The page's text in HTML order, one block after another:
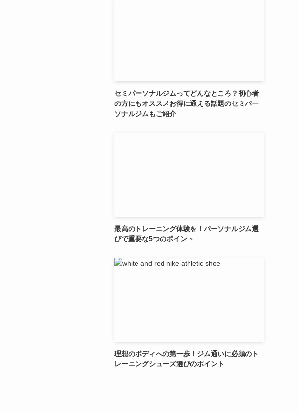
セミパーソナルジムってどんなところ？初心者
の方にもオススメお得に通える話題のセミパー
ソナルジムもご紹介
最高のトレーニング体験を！パーソナルジム選
びで重要な5つのポイント
理想のボディへの第一歩！ジム通いに必須のト
レーニングシューズ選びのポイント